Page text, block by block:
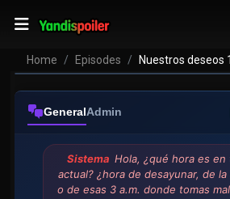
Home Episodes Nuestros deseos
GeneralAdmin
Sistema Hola, ¿qué hora es en
actual? ¿hora de desayunar, de
o de esas 3 a.m. donde tomas